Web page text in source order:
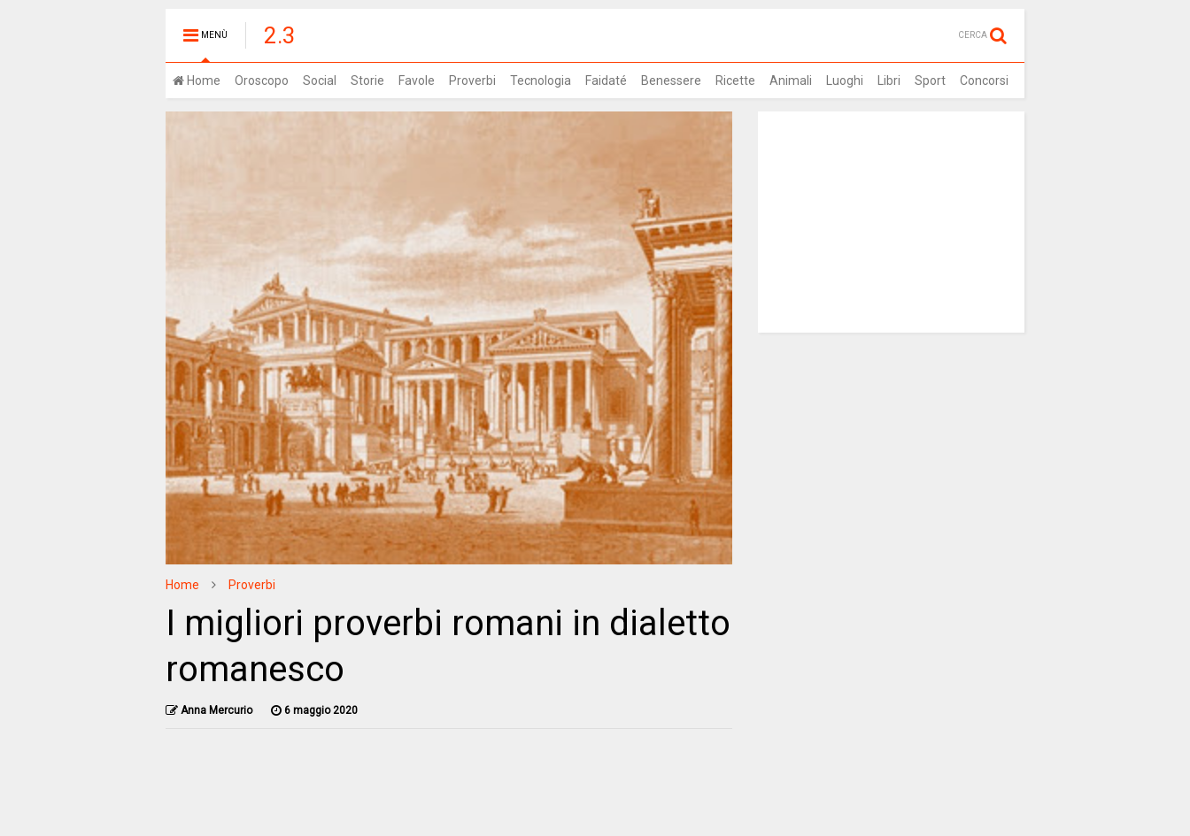
MENÙ 2.3 CERCA
Home Oroscopo Social Storie Favole Proverbi Tecnologia Faidaté Benessere Ricette Animali Luoghi Libri Sport Concorsi
Home Proverbi
I migliori proverbi romani in dialetto
romanesco
Anna Mercurio 6 maggio 2020